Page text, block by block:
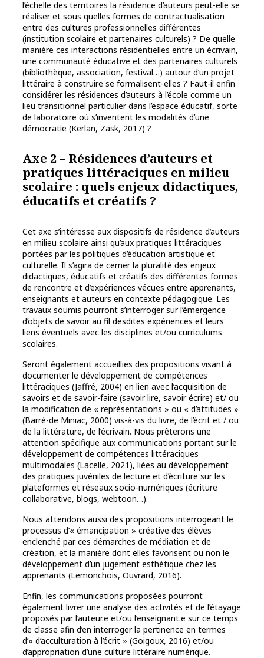
l’échelle des territoires la résidence d’auteurs peut-elle se
réaliser et sous quelles formes de contractualisation
entre des cultures professionnelles différentes
(institution scolaire et partenaires culturels) ? De quelle
manière ces interactions résidentielles entre un écrivain,
une communauté éducative et des partenaires culturels
(bibliothèque, association, festival…) autour d’un projet
littéraire à construire se formalisent-elles ? Faut-il enfin
considérer les résidences d’auteurs à l’école comme un
lieu transitionnel particulier dans l’espace éducatif, sorte
de laboratoire où s’inventent les modalités d’une
démocratie (Kerlan, Zask, 2017) ?
Axe 2 – Résidences d’auteurs et
pratiques littéraciques en milieu
scolaire : quels enjeux didactiques,
éducatifs et créatifs ?
Cet axe s’intéresse aux dispositifs de résidence d’auteurs
en milieu scolaire ainsi qu’aux pratiques littéraciques
portées par les politiques d’éducation artistique et
culturelle. Il s’agira de cerner la pluralité des enjeux
didactiques, éducatifs et créatifs des différentes formes
de rencontre et d’expériences vécues entre apprenants,
enseignants et auteurs en contexte pédagogique. Les
travaux soumis pourront s’interroger sur l’émergence
d’objets de savoir au fil desdites expériences et leurs
liens éventuels avec les disciplines et/ou curriculums
scolaires.
Seront également accueillies des propositions visant à
documenter le développement de compétences
littéraciques (Jaffré, 2004) en lien avec l’acquisition de
savoirs et de savoir-faire (savoir lire, savoir écrire) et/ ou
la modification de « représentations » ou « d’attitudes »
(Barré-de Miniac, 2000) vis-à-vis du livre, de l’écrit et / ou
de la littérature, de l’écrivain. Nous prêterons une
attention spécifique aux communications portant sur le
développement de compétences littéraciques
multimodales (Lacelle, 2021), liées au développement
des pratiques juvéniles de lecture et d’écriture sur les
plateformes et réseaux socio-numériques (écriture
collaborative, blogs, webtoon…).
Nous attendons aussi des propositions interrogeant le
processus d’« émancipation » créative des élèves
enclenché par ces démarches de médiation et de
création, et la manière dont elles favorisent ou non le
développement d’un jugement esthétique chez les
apprenants (Lemonchois, Ouvrard, 2016).
Enfin, les communications proposées pourront
également livrer une analyse des activités et de l’étayage
proposés par l’auteur.e et/ou l’enseignant.e sur ce temps
de classe afin d’en interroger la pertinence en termes
d’« d’acculturation à l’écrit » (Goigoux, 2016) et/ou
d’appropriation d’une culture littéraire numérique.